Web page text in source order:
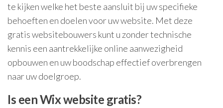
te kijken welke het beste aansluit bij uw specifieke
behoeften en doelen voor uw website. Met deze
gratis websitebouwers kunt u zonder technische
kennis een aantrekkelijke online aanwezigheid
opbouwen en uw boodschap effectief overbrengen
naar uw doelgroep.
Is een Wix website gratis?